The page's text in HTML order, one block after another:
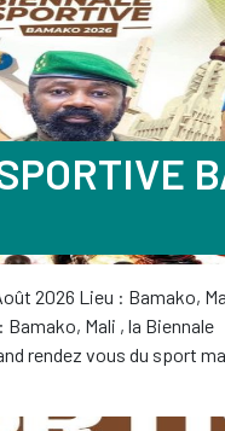
2026 Lieu : Bamako,
Bamako, Mali , la Biennale
rendez vous du sport